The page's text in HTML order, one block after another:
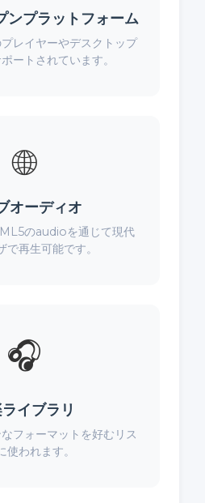
プラットフォーム
レイヤーやデスクトップ
ートされています。
🌐
オーディオ
のaudioを通じて現代
で再生可能です。
🎧
イブラリ
フォーマットを好むリス
使われます。